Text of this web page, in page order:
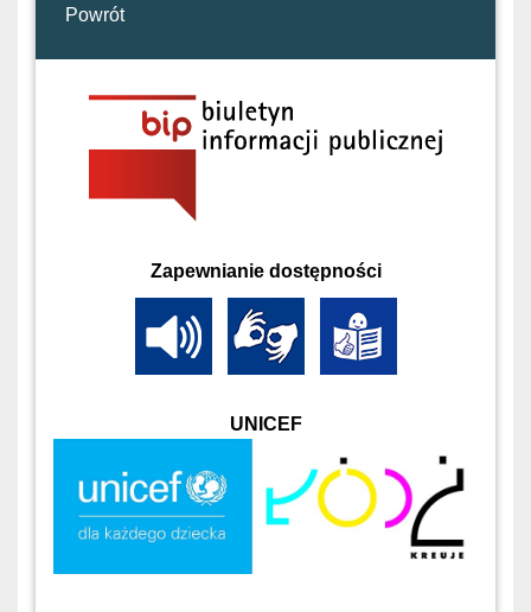
Powrót
Zapewnianie dostępności
UNICEF